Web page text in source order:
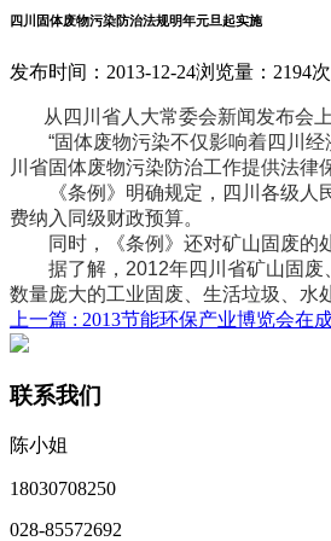
四川固体废物污染防治法规明年元旦起实施
发布时间：2013-12-24浏览量：2194次
从四川省人大常委会新闻发布会上
“固体废物污染不仅影响着四川经
川省固体废物污染防治工作提供法律
《条例》明确规定，四川各级人民
费纳入同级财政预算。
同时，《条例》还对矿山固废的处
据了解，2012年四川省矿山固废、
数量庞大的工业固废、生活垃圾、水
上一篇 : 2013节能环保产业博览会在
联系我们
陈小姐
18030708250
028-85572692